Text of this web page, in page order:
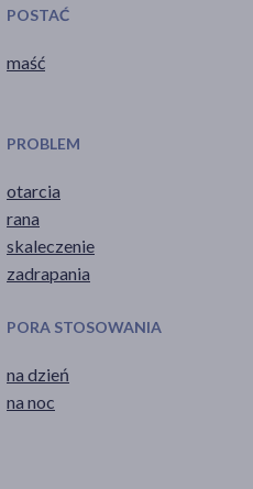
POSTAĆ
maść
PROBLEM
otarcia
rana
skaleczenie
zadrapania
PORA STOSOWANIA
na dzień
na noc